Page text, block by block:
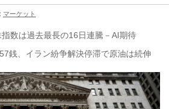
マーケット
数は過去最長の16日連騰－AI期待
銭、イラン紛争解決停滞で原油は続伸